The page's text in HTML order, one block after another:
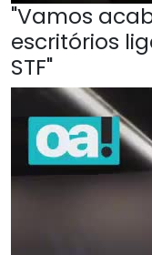
"Vamos
escritórios
STF"